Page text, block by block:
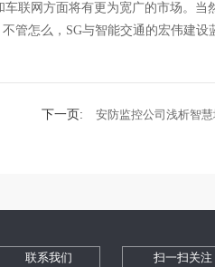
联网方面将有更为宽广的市场。当
管怎么，SG与智能交通的宏伟建设
下一页: 安防监控公司浅析智慧
联系我们 扫一扫关注